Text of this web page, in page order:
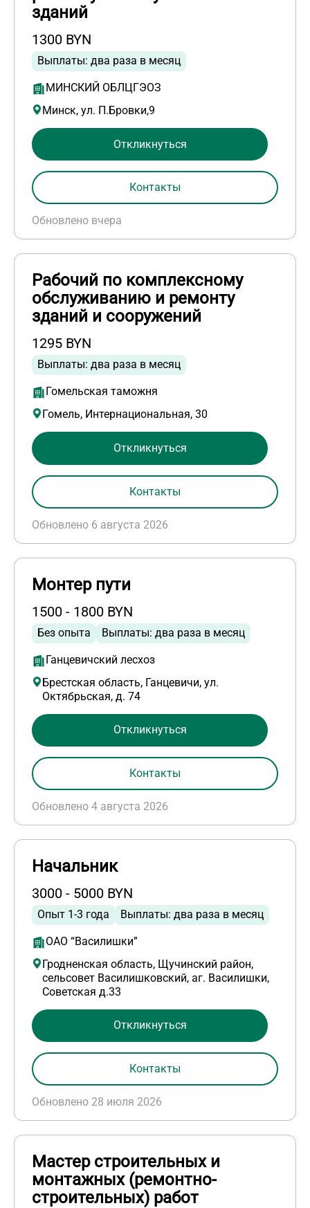
зданий
1300 BYN
Выплаты: два раза в месяц
МИНСКИЙ ОБЛЦГЭОЗ
Минск, ул. П.Бровки,9
Обновлено вчера
Откликнуться
Контакты
Рабочий по комплексному
обслуживанию и ремонту
зданий и сооружений
1295 BYN
Выплаты: два раза в месяц
Гомельская таможня
Гомель, Интернациональная, 30
Обновлено 6 августа 2026
Откликнуться
Контакты
Монтер пути
1500 - 1800 BYN
Без опыта Выплаты: два раза в месяц
Ганцевичский лесхоз
Брестская область, Ганцевичи, ул.
Октябрьская, д. 74
Обновлено 4 августа 2026
Откликнуться
Контакты
Начальник
3000 - 5000 BYN
Опыт 1-3 года Выплаты: два раза в месяц
ОАО “Василишки”
Гродненская область, Щучинский район,
сельсовет Василишковский, аг. Василишки,
Советская д.33
Обновлено 28 июля 2026
Откликнуться
Контакты
Мастер строительных и
монтажных (ремонтно-
строительных) работ